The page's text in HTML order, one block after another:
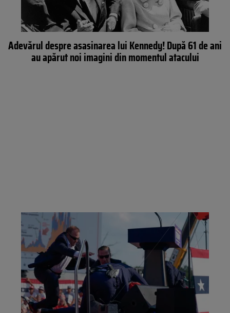
Adevărul despre asasinarea lui Kennedy! După 61 de ani
au apărut noi imagini din momentul atacului